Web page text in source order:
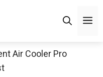
Air Cooler Pro